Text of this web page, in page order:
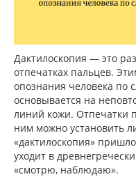
Дактилоскопия — это
отпечатках пальцев.
опознания человека по
основывается на
линий кожи. Отпечатки
ним можно установить
«дактилоскопия»
уходит в
«смотрю, наблюдаю».